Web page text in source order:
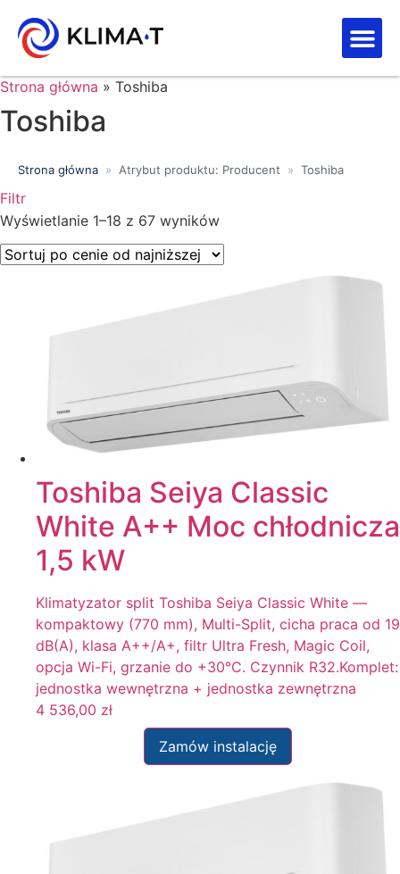
Strona główna » Toshiba
Toshiba
Strona główna » Atrybut produktu: Producent » Toshiba
Filtr
Price filter
Wyszukiwanie tekstowe
Kategorie produktów
Moc chłodnicza (kW)
Wyświetlanie 1–18 z 67 wyników
Toshiba Seiya Classic
White A++ Moc chłodnicza
1,5 kW
Klimatyzator split Toshiba Seiya Classic White —
kompaktowy (770 mm), Multi-Split, cicha praca od 19
dB(A), klasa A++/A+, filtr Ultra Fresh, Magic Coil,
opcja Wi-Fi, grzanie do +30°C. Czynnik R32.Komplet:
jednostka wewnętrzna + jednostka zewnętrzna
4 536,00 zł
Zamów instalację